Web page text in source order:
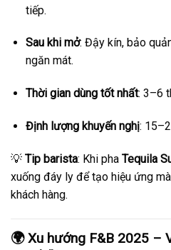
tiếp.
Sau khi mở: Đậy kín, bảo
ngăn mát.
Thời gian dùng tốt nhất: 3–6
Định lượng khuyến nghị:
💡 Tip barista: Khi pha Tequila
xuống đáy ly để tạo hiệu ứng
khách hàng.
🌍 Xu hướng F&B 2025 –